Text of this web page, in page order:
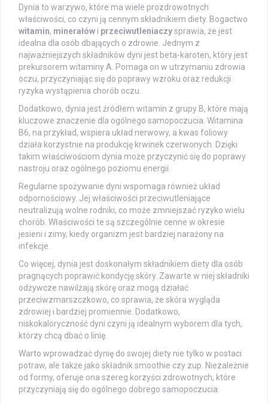
Dynia to warzywo, które ma wiele prozdrowotnych
właściwości, co czyni ją cennym składnikiem diety. Bogactwo
witamin, minerałów i przeciwutleniaczysprawia, że jest
idealna dla osób dbających o zdrowie. Jednym z
najważniejszych składników dyni jest beta-karoten, który jest
prekursorem witaminy A. Pomaga on w utrzymaniu zdrowia
oczu, przyczyniając się do poprawy wzroku oraz redukcji
ryzyka wystąpienia chorób oczu.
Dodatkowo, dynia jest źródłem witamin z grupy B, które mają
kluczowe znaczenie dla ogólnego samopoczucia. Witamina
B6, na przykład, wspiera układ nerwowy, a kwas foliowy
działa korzystnie na produkcję krwinek czerwonych. Dzięki
takim właściwościom dynia może przyczynić się do poprawy
nastroju oraz ogólnego poziomu energii.
Regularne spożywanie dyni wspomaga również układ
odpornościowy. Jej właściwości przeciwutleniające
neutralizują wolne rodniki, co może zmniejszać ryzyko wielu
chorób. Właściwości te są szczególnie cenne w okresie
jesieni i zimy, kiedy organizm jest bardziej narażony na
infekcje.
Co więcej, dynia jest doskonałym składnikiem diety dla osób
pragnących poprawić kondycję skóry. Zawarte w niej składniki
odżywcze nawilżają skórę oraz mogą działać
przeciwzmarszczkowo, co sprawia, że skóra wygląda
zdrowiej i bardziej promiennie. Dodatkowo,
niskokaloryczność dyni czyni ją idealnym wyborem dla tych,
którzy chcą dbać o linię.
Warto wprowadzać dynię do swojej diety nie tylko w postaci
potraw, ale także jako składnik smoothie czy zup. Niezależnie
od formy, oferuje ona szereg korzyści zdrowotnych, które
przyczyniają się do ogólnego dobrego samopoczucia.